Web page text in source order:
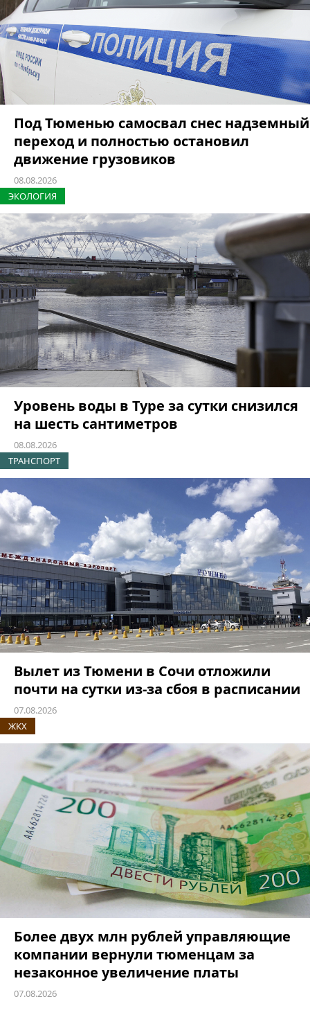
Под Тюменью самосвал снес надземный
переход и полностью остановил
движение грузовиков
08.08.2026
ЭКОЛОГИЯ
Уровень воды в Туре за сутки снизился
на шесть сантиметров
08.08.2026
ТРАНСПОРТ
Вылет из Тюмени в Сочи отложили
почти на сутки из-за сбоя в расписании
07.08.2026
ЖКХ
Более двух млн рублей управляющие
компании вернули тюменцам за
незаконное увеличение платы
07.08.2026